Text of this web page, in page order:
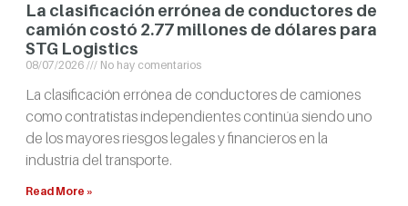
La clasificación errónea de conductores de
camión costó 2.77 millones de dólares para
STG Logistics
08/07/2026 No hay comentarios
La clasificación errónea de conductores de camiones
como contratistas independientes continúa siendo uno
de los mayores riesgos legales y financieros en la
industria del transporte.
Read More »